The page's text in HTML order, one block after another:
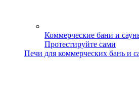
Коммерческие бани и
Протестируйте сами
Печи для коммерческих бань и